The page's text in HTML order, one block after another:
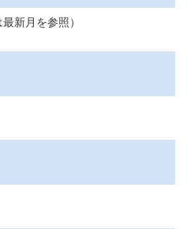
新月を参照）